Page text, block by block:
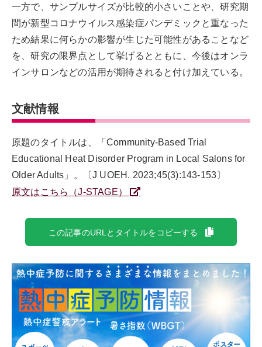
一方で、サンプルサイズが比較的小さいことや、研究期
間が新型コロナウイルス感染症パンデミックと重なった
ため結果に何らかの影響が生じた可能性があることなど
を、研究の限界点として挙げるとともに、今後はオンラ
インサロンなどの活用が期待されると付け加えている。
文献情報
原題のタイトルは、「Community-Based Trial
Educational Heat Disorder Program in Local Salons for
Older Adults」。〔J UOEH. 2023;45(3):143-153〕
原文はこちら（J-STAGE）
この記事のURLとタイトルをコピーする